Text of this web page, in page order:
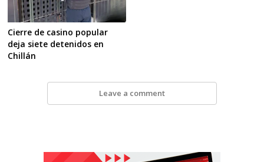
Cierre de casino popular
deja siete detenidos en
Chillán
Leave a comment